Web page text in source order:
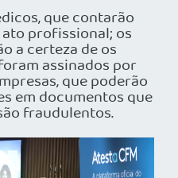
que contarão
profissional; os
a certeza de os
assinados por
que poderão
em documentos que
fraudulentos.